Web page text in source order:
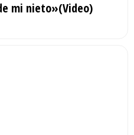
mi nieto»(Video)